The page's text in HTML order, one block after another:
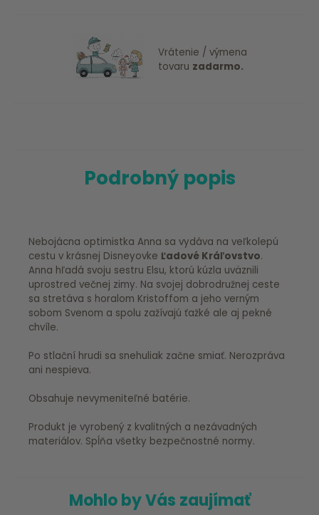
Vrátenie / výmena
tovaru zadarmo.
Podrobný popis
Nebojácna optimistka Anna sa vydáva na veľkolepú
cestu v krásnej Disneyovke Ľadové Kráľovstvo.
Anna hľadá svoju sestru Elsu, ktorú kúzla uväznili
uprostred večnej zimy. Na svojej dobrodružnej ceste
sa stretáva s horalom Kristoffom a jeho verným
sobom Svenom a spolu zažívajú ťažké ale aj pekné
chvíle.
Po stlační hrudi sa snehuliak začne smiať. Nerozpráva
ani nespieva.
Obsahuje nevymeniteľné batérie.
Produkt je vyrobený z kvalitných a nezávadných
materiálov. Spĺňa všetky bezpečnostné normy.
Mohlo by Vás zaujímať